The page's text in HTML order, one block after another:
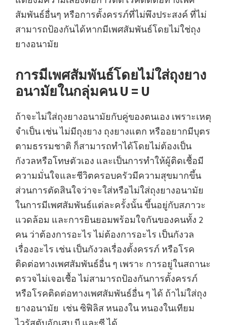
สัมพันธ์อื่นๆ หรือการตั้งครรภ์ที่ไม่พึงประสงค์ ที่ไม่
สามารถป้องกันได้หากมีเพศสัมพันธ์โดยไม่ใช่ถุง
ยางอนามัย
การมีเพศสัมพันธ์โดยไม่ใส่ถุงยาง
อนามัยในกลุ่มคน U = U
ถ้าจะไม่ใส่ถุงยางอนามัยกับคู่ของตนเอง เพราะเหตุ
จำเป็น เช่น ไม่มีถุงยาง ถุงยางแตก หรืออยากมีบุตร
ตามธรรมชาติ ก็สามารถทำได้โดยไม่ต้องเป็น
กังวลหรือโทษตัวเอง และเป็นการทำให้ผู้ติดเชื้อมี
ความมั่นใจและชีวิตครอบครัวมีความสุขมากขึ้น
ส่วนการตัดสินใจว่าจะใส่หรือไม่ใส่ถุงยางอนามัย
ในการมีเพศสัมพันธ์แต่ละครั้งนั้น ขึ้นอยู่กับสภาวะ
แวดล้อม และการยินยอมพร้อมใจกันของคนทั้ง 2
คน ว่าต้องการอะไร ไม่ต้องการอะไร เป็นกังวล
เรื่องอะไร เช่น เป็นกังวลเรื่องตั้งครรภ์ หรือโรค
ติดต่อทางเพศสัมพันธ์อื่น ๆ เพราะ การอยู่ในสถานะ
ตรวจไม่เจอเชื้อ ไม่สามารถป้องกันการตั้งครรภ์
หรือโรคติดต่อทางเพศสัมพันธ์อื่น ๆ ได้ ถ้าไม่ใส่ถุง
ยางอนามัย เช่น ซิฟิลิส หนองใน หนองในเทียม